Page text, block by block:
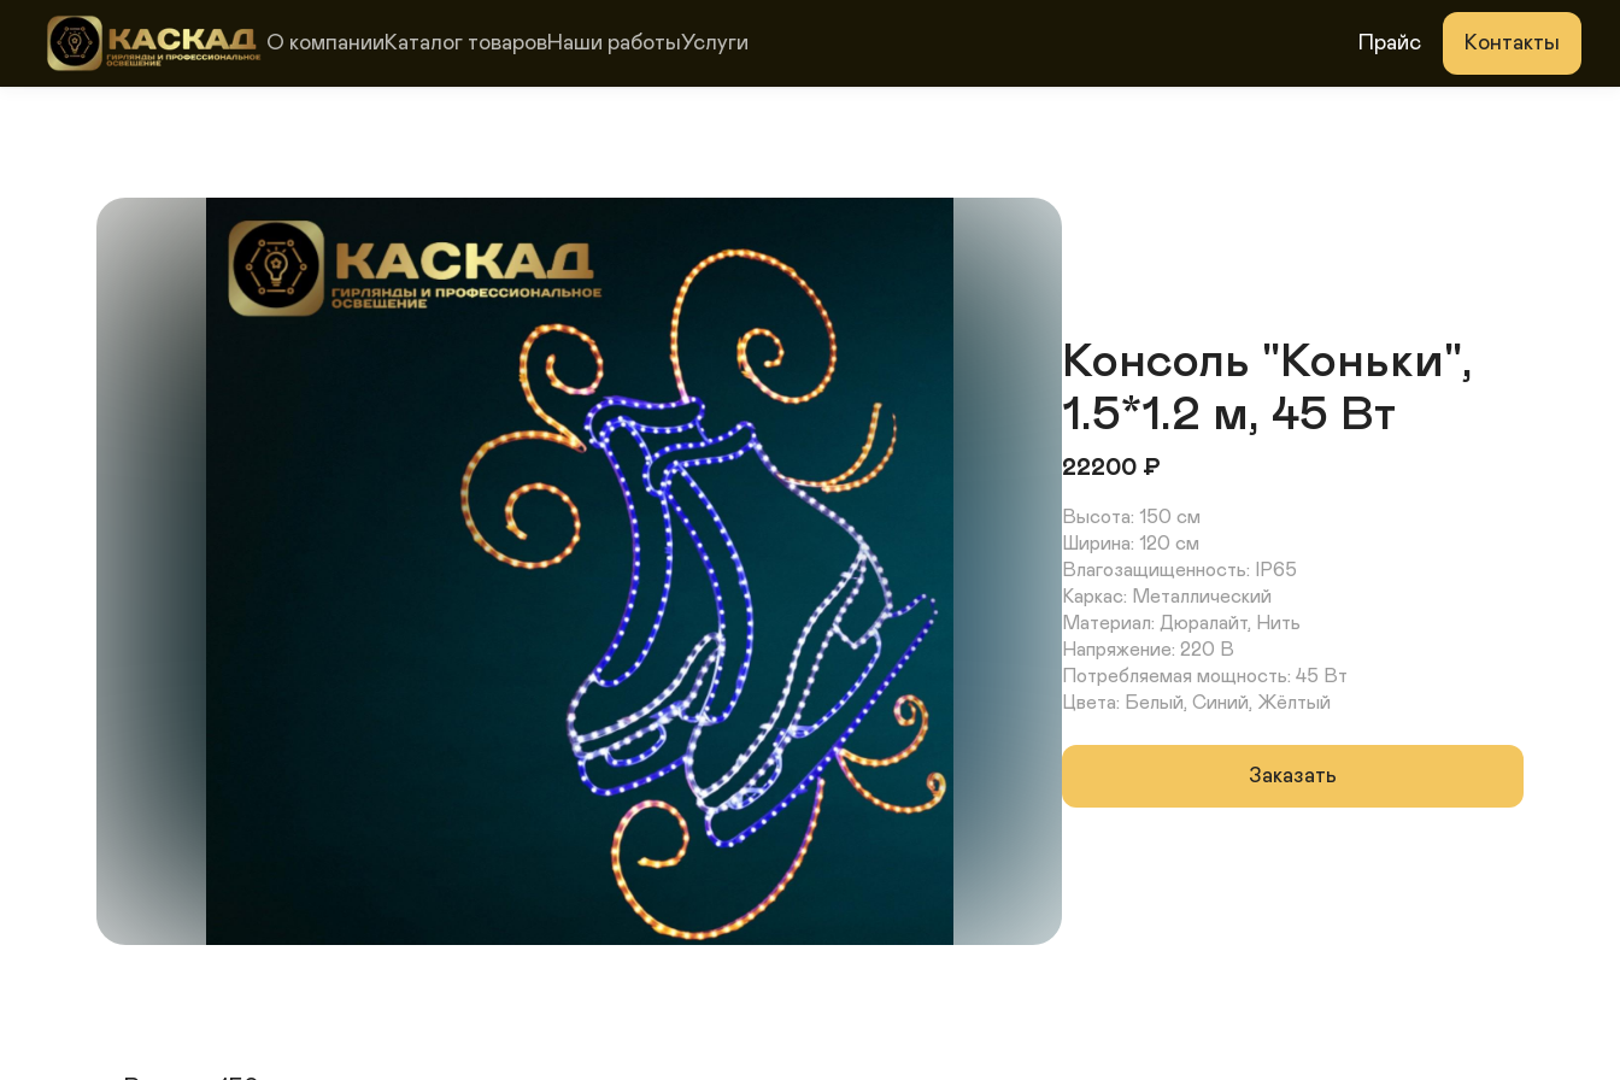
О компанииКаталог товаровНаши работыУслуги Прайс Контакты
Консоль "Коньки",
1.5*1.2 м, 45 Вт
22200 ₽
Высота: 150 см
Ширина: 120 см
Влагозащищенность: IP65
Каркас: Металлический
Материал: Дюралайт, Нить
Напряжение: 220 В
Потребляемая мощность: 45 Вт
Цвета: Белый, Синий, Жёлтый
Заказать